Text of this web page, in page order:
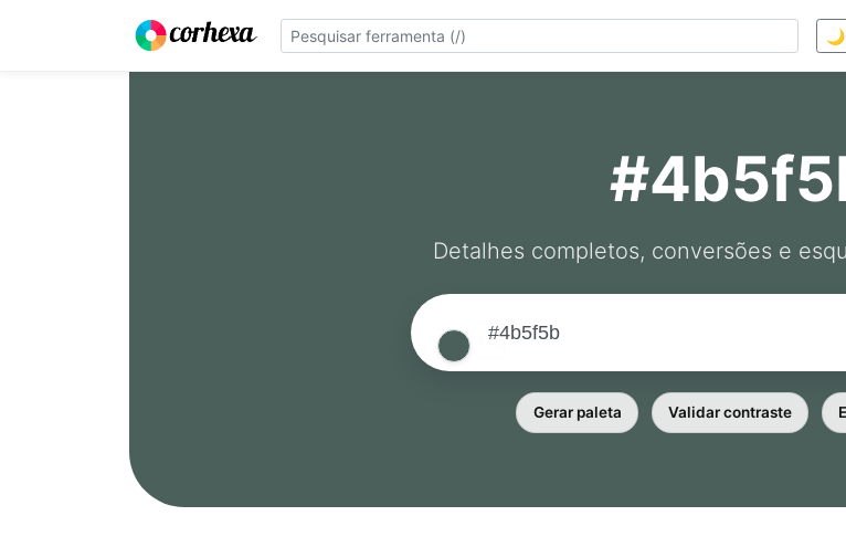
🌙
Detalhes completos, conversões e
Gerar paleta Validar contraste